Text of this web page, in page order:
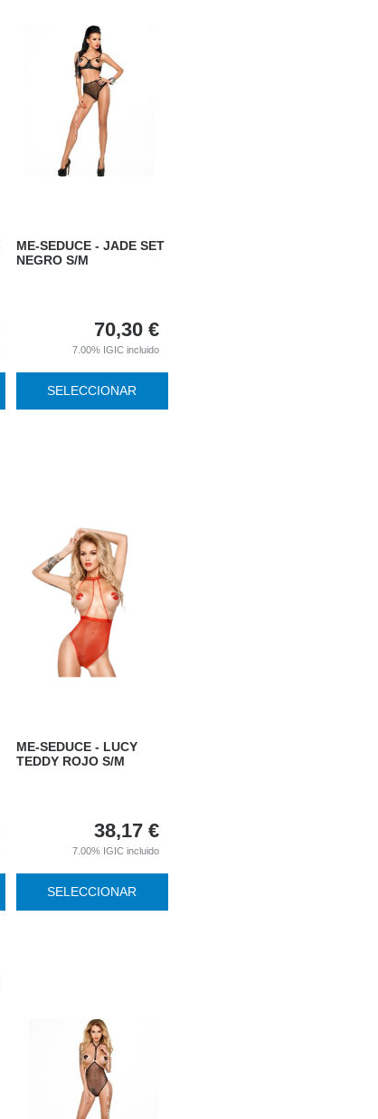
ME-SEDUCE - JADE SET
NEGRO S/M
70,30 €
7.00% IGIC incluido
SELECCIONAR
ME-SEDUCE - LUCY
TEDDY ROJO S/M
38,17 €
7.00% IGIC incluido
SELECCIONAR